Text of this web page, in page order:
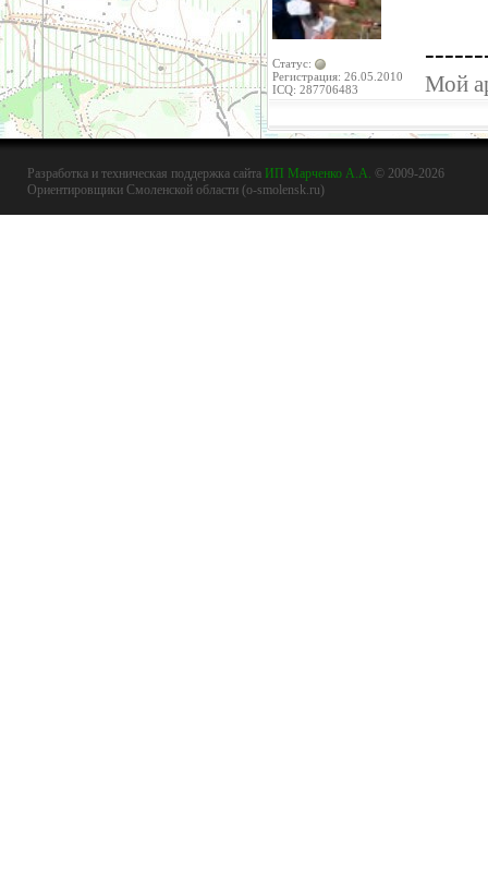
Статус:
Регистрация: 26.05.2010
ICQ: 287706483
Мой
Разработка и техническая поддержка сайта ИП Марченко А.А. © 2009-2026
Ориентировщики Смоленской области (o-smolensk.ru)